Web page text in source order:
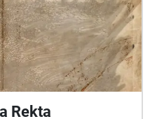
Rekta